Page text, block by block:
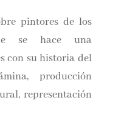
pintores de los
se hace una
con su historia del
producción
representación